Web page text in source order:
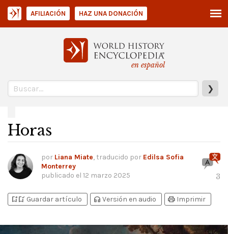
en español
❯
AFILIACIÓN HAZ UNA DONACIÓN
Horas
por Liana Miate, traducido por Edilsa Sofia
Monterrey
publicado el 12 marzo 2025 3
bookmark_addbookmark_added Guardar artículo headphones Versión en audio print Imprimir